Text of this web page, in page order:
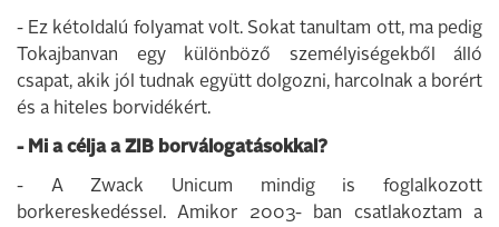
- Ez kétoldalú folyamat volt. Sokat tanultam ott, ma pedig
Tokajbanvan egy különböző személyiségekből álló
csapat, akik jól tudnak együtt dolgozni, harcolnak a borért
és a hiteles borvidékért.
- Mi a célja a ZIB borválogatásokkal?
- A Zwack Unicum mindig is foglalkozott
borkereskedéssel. Amikor 2003- ban csatlakoztam a